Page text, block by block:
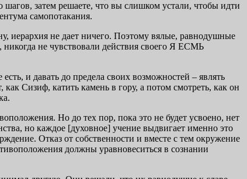
шагов, затем решаете, что вы слишком устали, чтобы идти
самопотакания.
иерархия не дает ничего. Поэтому вялые, равнодушные
не чувствовали действия своего Я ЕСМЬ
есть, и давать до предела своих возможностей – являть
Сизиф, катить камень в гору, а потом смотреть, как он
Но до тех пор, пока это не будет усвоено, нет
но каждое [духовное] учение выдвигает именно это
Отказ от собственности и вместе с тем окружение
должны уравновеситься в сознании